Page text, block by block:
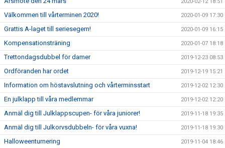
Välkommen till vårterminen 2020! 2020-01-09 17:30
Grattis A-laget till seriesegern! 2020-01-09 16:15
Kompensationsträning 2020-01-07 18:18
Trettondagsdubbel för damer 2019-12-23 08:53
Ordföranden har ordet 2019-12-19 15:21
Information om höstavslutning och vårterminsstart 2019-12-02 12:30
En julklapp till våra medlemmar 2019-12-02 12:20
Anmäl dig till Julklappscupen- för våra juniorer! 2019-11-18 19:35
Anmäl dig till Julkorvsdubbeln- för våra vuxna! 2019-11-18 19:30
Halloweenturnering 2019-11-04 18:46